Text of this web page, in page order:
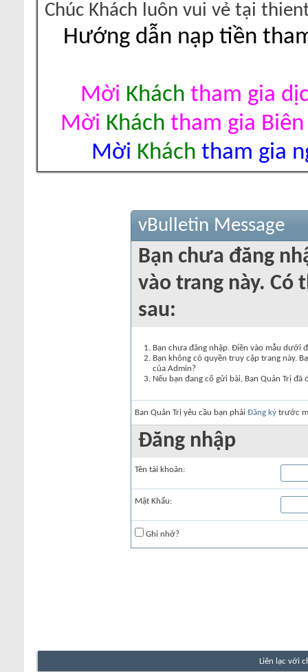
Chúc Khách luôn vui vẻ tại
Hướng dẫn nạp tiền
Mời Khách tham gia
Mời Khách tham gia
Mời Khách tham gia
vBulletin Message
Bạn chưa đăng
vào trang này. Có
sau:
Bạn chưa đăng nhập. Điền vào mẫu dưới
Bạn không có quyền truy cập trang này.
của Admin?
Nếu bạn đang cố gửi bài, Ban Quản Trị
Ban Quản Trị yêu cầu bạn phải Đăng ký trước
Đăng nhập
Tên tài khoản:
Mật Khẩu:
Ghi nhớ?
Liên lạc với